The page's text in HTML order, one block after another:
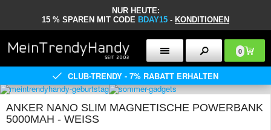
NUR HEUTE:
15 % SPAREN MIT CODE BDAY15 - KONDITIONEN
0
CLUB-TRENDY - 7% RABATT ERHALTEN
ANKER NANO SLIM MAGNETISCHE POWERBANK
5000MAH - WEISS